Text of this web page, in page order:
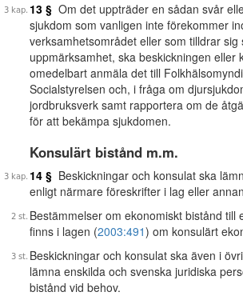
13 § Om det uppträder en sådan svår
sjukdom som vanligen inte förekommer
verksamhetsområdet eller som tilldrar sig
uppmärksamhet, ska beskickningen eller
omedelbart anmäla det till
Socialstyrelsen och, i fråga om
jordbruksverk samt rapportera om de
för att bekämpa sjukdomen.
Konsulärt bistånd m.m.
14 § Beskickningar och konsulat ska
enligt närmare föreskrifter i lag eller
Bestämmelser om ekonomiskt bistånd till
finns i lagen (2003:491) om konsulärt
Beskickningar och konsulat ska även i
lämna enskilda och svenska juridiska
bistånd vid behov.